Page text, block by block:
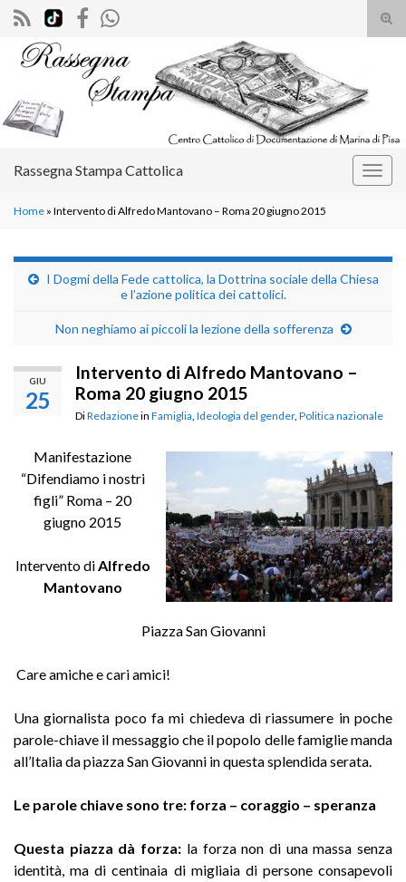
il
Search for:
Rassegna Stampa Cattolica
Home » Intervento di Alfredo Mantovano – Roma 20 giugno 2015
I Dogmi della Fede cattolica, la Dottrina sociale della Chiesa
e l’azione politica dei cattolici.
Non neghiamo ai piccoli la lezione della sofferenza
GIU
25
Intervento di Alfredo Mantovano –
Roma 20 giugno 2015
DiRedazionein Famiglia Ideologia del gender, Politica nazionale
Manifestazione
“Difendiamo i nostri
figli” Roma – 20
giugno 2015
Intervento di Alfredo
Mantovano
Piazza San Giovanni
Care amiche e cari amici!
Una giornalista poco fa mi chiedeva di riassumere in poche
parole-chiave il messaggio che il popolo delle famiglie manda
all’Italia da piazza San Giovanni in questa splendida serata.
Le parole chiave sono tre: forza – coraggio – speranza
Questa piazza dà forza: la forza non di una massa senza
identità, ma di centinaia di migliaia di persone consapevoli